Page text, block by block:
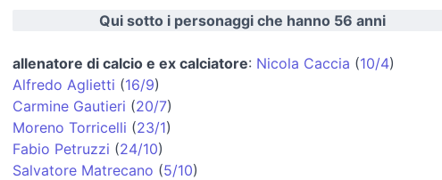
Qui sotto i personaggi che hanno 56 anni
allenatore di calcio e ex calciatore: Nicola Caccia (10/4)
Alfredo Aglietti (16/9)
Carmine Gautieri (20/7)
Moreno Torricelli (23/1)
Fabio Petruzzi (24/10)
Salvatore Matrecano (5/10)